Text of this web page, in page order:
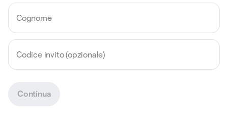
Cognome
Codice invito (opzionale)
Continua